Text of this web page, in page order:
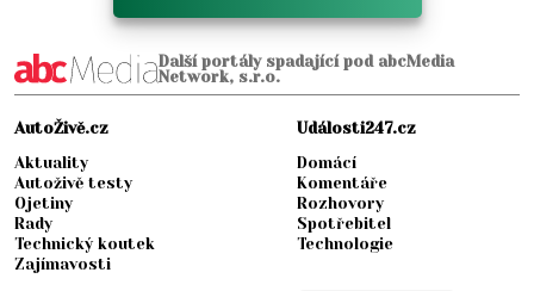
Další portály spadající pod abcMedia
Network, s.r.o.
AutoŽivě.cz
Aktuality
Autoživě testy
Ojetiny
Rady
Technický koutek
Zajímavosti
Události247.cz
Domácí
Komentáře
Rozhovory
Spotřebitel
Technologie